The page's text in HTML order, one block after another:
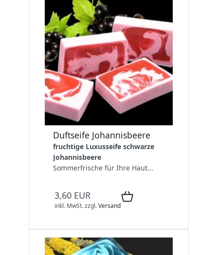
Duftseife Johannisbeere
fruchtige Luxusseife schwarze
Johannisbeere
Sommerfrische für Ihre Haut...
3,60 EUR
inkl. MwSt.zzgl.Versand